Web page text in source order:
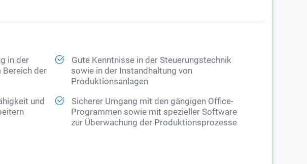
in der
Bereich der
Gute Kenntnisse in der Steuerungstechnik
sowie in der Instandhaltung von
Produktionsanlagen
und
Sicherer Umgang mit den gängigen Office-
Programmen sowie mit spezieller Software
zur Überwachung der Produktionsprozesse